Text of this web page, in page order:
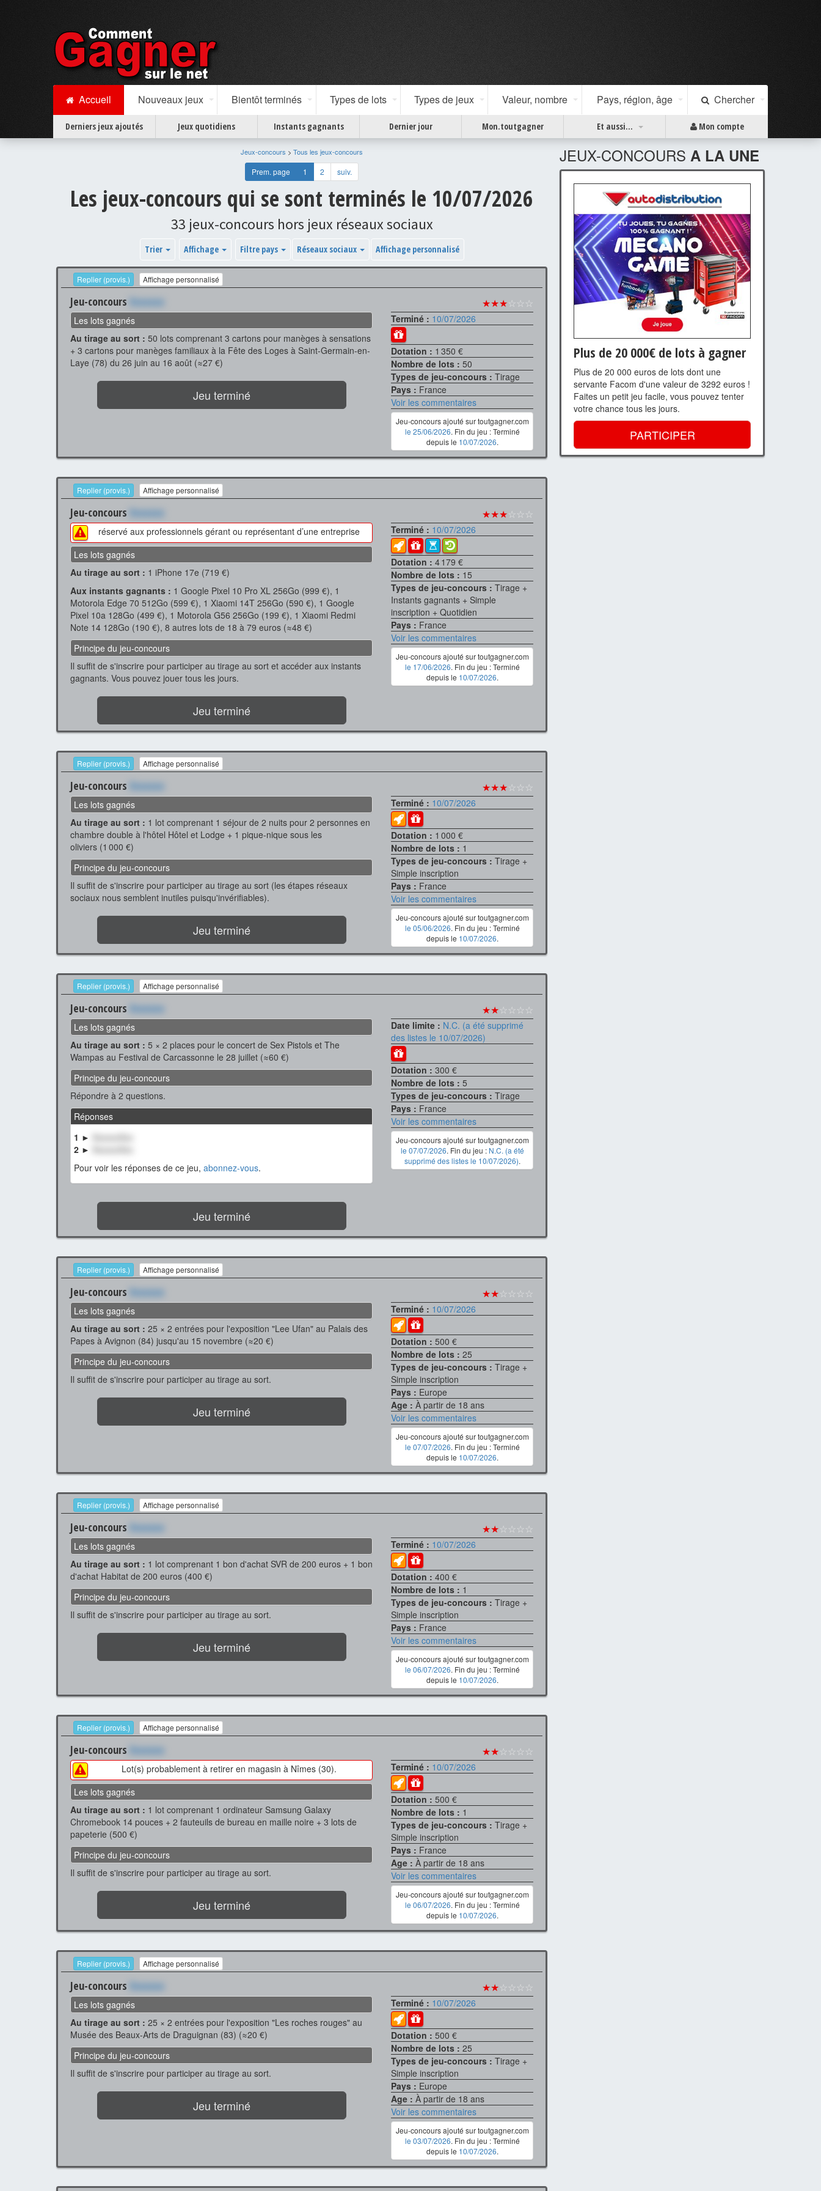
Accueil Nouveaux jeux Bientôt terminés Types de lots Types de jeux Valeur, nombre Pays, région, âge Chercher
Derniers jeux ajoutés Jeux quotidiens Instants gagnants Dernier jour Mon.toutgagner Et aussi... Mon compte
JEUX-CONCOURS A LA UNE
Plus de 20 000€ de lots à gagner
Plus de 20 000 euros de lots dont une
servante Facom d'une valeur de 3292 euros !
Faites un petit jeu facile, vous pouvez tenter
votre chance tous les jours.
PARTICIPER
Jeux-concours > Tous les jeux-concours
Prem. page 1 2 suiv.
Les jeux-concours qui se sont terminés le 10/07/2026
33 jeux-concours hors jeux réseaux sociaux
Trier Affichage Filtre pays Réseaux sociaux Affichage personnalisé
Replier (provis.) Affichage personnalisé
Jeu-concours Xxxxxxx ★★★☆☆☆
Les lots gagnés
Au tirage au sort : 50 lots comprenant 3 cartons pour manèges à sensations
+ 3 cartons pour manèges familiaux à la Fête des Loges à Saint-Germain-en-
Laye (78) du 26 juin au 16 août (≈27 €)
Jeu terminé
Terminé : 10/07/2026
Dotation : 1 350 €
Nombre de lots :50
Types de jeu-concours :Tirage
Pays : France
Voir les commentaires
Jeu-concours ajouté sur toutgagner.com
le 25/06/2026. Fin du jeu : Terminé
depuis le 10/07/2026.
Replier (provis.) Affichage personnalisé
Jeu-concours Xxxxxxx ★★★☆☆☆
réservé aux professionnels gérant ou représentant d’une entreprise
Les lots gagnés
Au tirage au sort : 1 iPhone 17e (719 €)
Aux instants gagnants : 1 Google Pixel 10 Pro XL 256Go (999 €), 1
Motorola Edge 70 512Go (599 €), 1 Xiaomi 14T 256Go (590 €), 1 Google
Pixel 10a 128Go (499 €), 1 Motorola G56 256Go (199 €), 1 Xiaomi Redmi
Note 14 128Go (190 €), 8 autres lots de 18 à 79 euros (≈48 €)
Principe du jeu-concours
Il suffit de s'inscrire pour participer au tirage au sort et accéder aux instants
gagnants. Vous pouvez jouer tous les jours.
Jeu terminé
Terminé : 10/07/2026
Dotation :4 179 €
Nombre de lots : 15
Types de jeu-concours :Tirage +
Instants gagnants + Simple
inscription + Quotidien
Pays : France
Voir les commentaires
Jeu-concours ajouté sur toutgagner.com
le 17/06/2026. Fin du jeu : Terminé
depuis le 10/07/2026.
Replier (provis.) Affichage personnalisé
Jeu-concours Xxxxxxx ★★★☆☆☆
Les lots gagnés
Au tirage au sort : 1 lot comprenant 1 séjour de 2 nuits pour 2 personnes en
chambre double à l'hôtel Hôtel et Lodge + 1 pique-nique sous les
oliviers (1 000 €)
Principe du jeu-concours
Il suffit de s'inscrire pour participer au tirage au sort (les étapes réseaux
sociaux nous semblent inutiles puisqu'invérifiables).
Jeu terminé
Terminé : 10/07/2026
Dotation : 1 000 €
Nombre de lots : 1
Types de jeu-concours :Tirage +
Simple inscription
Pays : France
Voir les commentaires
Jeu-concours ajouté sur toutgagner.com
le 05/06/2026. Fin du jeu : Terminé
depuis le 10/07/2026.
Replier (provis.) Affichage personnalisé
Jeu-concours Xxxxxxx ★★☆☆☆☆
Les lots gagnés
Au tirage au sort : 5 × 2 places pour le concert de Sex Pistols et The
Wampas au Festival de Carcassonne le 28 juillet (≈60 €)
Principe du jeu-concours
Répondre à 2 questions.
Réponses
1 ►
2 ►
Pour voir les réponses de ce jeu, abonnez-vous.
Jeu terminé
Date limite : N.C. (a été supprimé
des listes le 10/07/2026)
Dotation :300 €
Nombre de lots :5
Types de jeu-concours :Tirage
Pays : France
Voir les commentaires
Jeu-concours ajouté sur toutgagner.com
le 07/07/2026. Fin du jeu : N.C. (a été
supprimé des listes le 10/07/2026).
Replier (provis.) Affichage personnalisé
Jeu-concours Xxxxxxx ★★☆☆☆☆
Les lots gagnés
Au tirage au sort : 25 × 2 entrées pour l'exposition "Lee Ufan" au Palais des
Papes à Avignon (84) jusqu'au 15 novembre (≈20 €)
Principe du jeu-concours
Il suffit de s'inscrire pour participer au tirage au sort.
Jeu terminé
Terminé : 10/07/2026
Dotation :500 €
Nombre de lots :25
Types de jeu-concours :Tirage +
Simple inscription
Pays : Europe
Age :À partir de 18 ans
Voir les commentaires
Jeu-concours ajouté sur toutgagner.com
le 07/07/2026. Fin du jeu : Terminé
depuis le 10/07/2026.
Replier (provis.) Affichage personnalisé
Jeu-concours Xxxxxxx ★★☆☆☆☆
Les lots gagnés
Au tirage au sort : 1 lot comprenant 1 bon d'achat SVR de 200 euros + 1 bon
d'achat Habitat de 200 euros (400 €)
Principe du jeu-concours
Il suffit de s'inscrire pour participer au tirage au sort.
Jeu terminé
Terminé : 10/07/2026
Dotation :400 €
Nombre de lots : 1
Types de jeu-concours :Tirage +
Simple inscription
Pays : France
Voir les commentaires
Jeu-concours ajouté sur toutgagner.com
le 06/07/2026. Fin du jeu : Terminé
depuis le 10/07/2026.
Replier (provis.) Affichage personnalisé
Jeu-concours Xxxxxxx ★★☆☆☆☆
Lot(s) probablement à retirer en magasin à Nîmes (30).
Les lots gagnés
Au tirage au sort : 1 lot comprenant 1 ordinateur Samsung Galaxy
Chromebook 14 pouces + 2 fauteuils de bureau en maille noire + 3 lots de
papeterie (500 €)
Principe du jeu-concours
Il suffit de s'inscrire pour participer au tirage au sort.
Jeu terminé
Terminé : 10/07/2026
Dotation :500 €
Nombre de lots : 1
Types de jeu-concours :Tirage +
Simple inscription
Pays : France
Age :À partir de 18 ans
Voir les commentaires
Jeu-concours ajouté sur toutgagner.com
le 06/07/2026. Fin du jeu : Terminé
depuis le 10/07/2026.
Replier (provis.) Affichage personnalisé
Jeu-concours Xxxxxxx ★★☆☆☆☆
Les lots gagnés
Au tirage au sort : 25 × 2 entrées pour l'exposition "Les roches rouges" au
Musée des Beaux-Arts de Draguignan (83) (≈20 €)
Principe du jeu-concours
Il suffit de s'inscrire pour participer au tirage au sort.
Jeu terminé
Terminé : 10/07/2026
Dotation :500 €
Nombre de lots :25
Types de jeu-concours :Tirage +
Simple inscription
Pays : Europe
Age :À partir de 18 ans
Voir les commentaires
Jeu-concours ajouté sur toutgagner.com
le 03/07/2026. Fin du jeu : Terminé
depuis le 10/07/2026.